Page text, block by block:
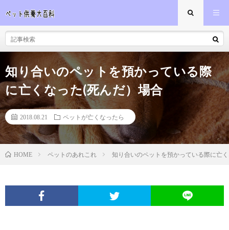
知り合いのペットを預かっている際
に亡くなった(死んだ）場合
2018.08.21 ペットが亡くなったら
HOME ペットのあれこれ 知り合いのペットを預かっている際に亡